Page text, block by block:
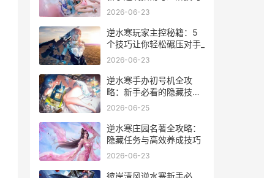
2026-06-23
逆水寒玩家主控秘籍：5
个技巧让你轻松碾压对手_
2026-06-23
逆水寒手办初号机全攻
略：新手必看的隐藏技巧
与实战经验
2026-06-25
逆水寒庄园名著全攻略：
隐藏任务与高效养成技巧
2026-06-23
彼岸清风逆水寒新手必